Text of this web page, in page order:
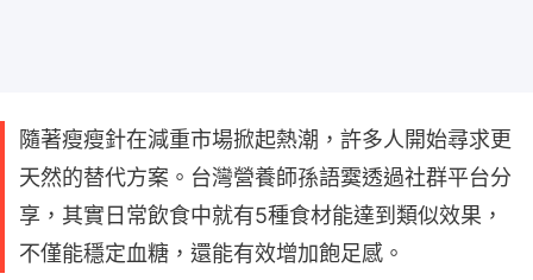
隨著瘦瘦針在減重市場掀起熱潮，許多人開始尋求更
天然的替代方案。台灣營養師孫語霙透過社群平台分
享，其實日常飲食中就有5種食材能達到類似效果，
不僅能穩定血糖，還能有效增加飽足感。